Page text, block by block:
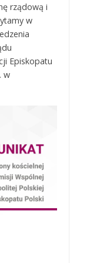
rządową i
w
Episkopatu
w